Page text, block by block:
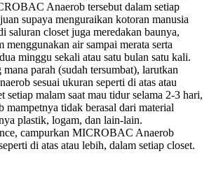
Anaerob tersebut dalam setiap
supaya menguraikan kotoran manusia
saluran closet juga meredakan baunya,
menggunakan air sampai merata serta
minggu sekali atau satu bulan satu kali.
parah (sudah tersumbat), larutkan
sesuai ukuran seperti di atas atau
setiap malam saat mau tidur selama 2-3 hari,
mampetnya tidak berasal dari material
plastik, logam, dan lain-lain.
campurkan MICROBAC Anaerob
di atas atau lebih, dalam setiap closet.